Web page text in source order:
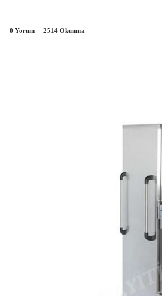
0 Yorum 2514 Okunma